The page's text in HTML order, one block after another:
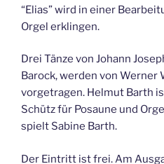
“Elias” wird in einer
Orgel erklingen.
Drei Tänze von Johann
Barock, werden von Werner
vorgetragen. Helmut Barth
Schütz für Posaune und
spielt Sabine Barth.
Der Eintritt ist frei. Am